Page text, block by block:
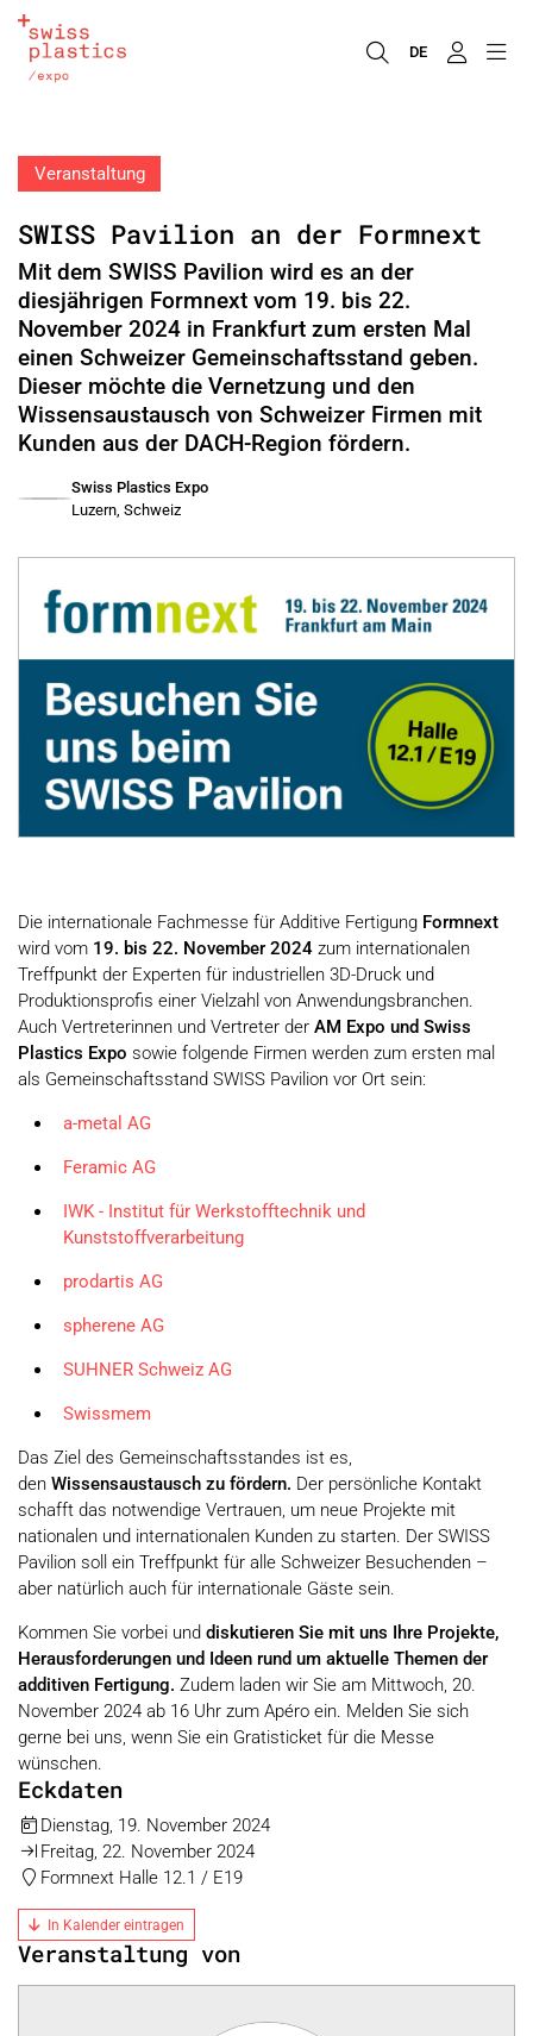
DE
Veranstaltung
SWISS Pavilion an der Formnext
Mit dem SWISS Pavilion wird es an der
diesjährigen Formnext vom 19. bis 22.
November 2024 in Frankfurt zum ersten Mal
einen Schweizer Gemeinschaftsstand geben.
Dieser möchte die Vernetzung und den
Wissensaustausch von Schweizer Firmen mit
Kunden aus der DACH-Region fördern.
Swiss Plastics Expo
Luzern, Schweiz
Die internationale Fachmesse für Additive Fertigung Formnext
wird vom 19. bis 22. November 2024 zum internationalen
Treffpunkt der Experten für industriellen 3D-Druck und
Produktionsprofis einer Vielzahl von Anwendungsbranchen.
Auch Vertreterinnen und Vertreter der AM Expo und Swiss
Plastics Expo sowie folgende Firmen werden zum ersten mal
als Gemeinschaftsstand SWISS Pavilion vor Ort sein:
a-metal AG
Feramic AG
IWK - Institut für Werkstofftechnik und
Kunststoffverarbeitung
prodartis AG
spherene AG
SUHNER Schweiz AG
Swissmem
Das Ziel des Gemeinschaftsstandes ist es,
den Wissensaustausch zu fördern. Der persönliche Kontakt
schafft das notwendige Vertrauen, um neue Projekte mit
nationalen und internationalen Kunden zu starten. Der SWISS
Pavilion soll ein Treffpunkt für alle Schweizer Besuchenden –
aber natürlich auch für internationale Gäste sein.
Kommen Sie vorbei und diskutieren Sie mit uns Ihre Projekte,
Herausforderungen und Ideen rund um aktuelle Themen der
additiven Fertigung. Zudem laden wir Sie am Mittwoch, 20.
November 2024 ab 16 Uhr zum Apéro ein. Melden Sie sich
gerne bei uns, wenn Sie ein Gratisticket für die Messe
wünschen.
Eckdaten
Dienstag, 19. November 2024
Freitag, 22. November 2024
Formnext Halle 12.1 / E19
In Kalender eintragen
Veranstaltung von